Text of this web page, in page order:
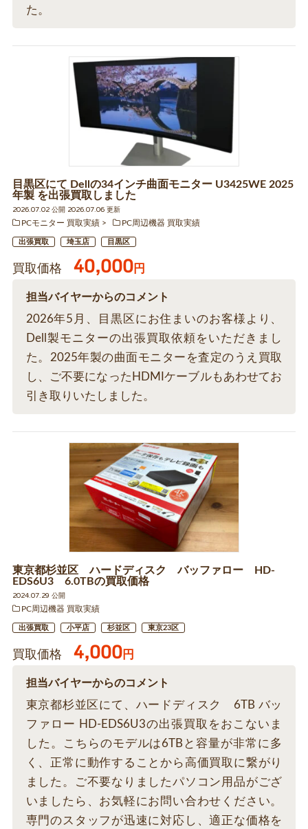
た。
目黒区にて Dellの34インチ曲面モニター U3425WE 2025
年製 を出張買取しました
2026.07.02 公開 2026.07.06 更新
PCモニター 買取実績
PC周辺機器 買取実績
出張買取 埼玉店 目黒区
買取価格 40,000円
担当バイヤーからのコメント
2026年5月、目黒区にお住まいのお客様より、
Dell製モニターの出張買取依頼をいただきまし
た。2025年製の曲面モニターを査定のうえ買取
し、ご不要になったHDMIケーブルもあわせてお
引き取りいたしました。
東京都杉並区 ハードディスク バッファロー HD-
EDS6U3 6.0TBの買取価格
2024.07.29 公開
PC周辺機器 買取実績
出張買取 小平店 杉並区 東京23区
買取価格 4,000円
担当バイヤーからのコメント
東京都杉並区にて、ハードディスク 6TB バッ
ファロー HD-EDS6U3の出張買取をおこないま
した。こちらのモデルは6TBと容量が非常に多
く、正常に動作することから高価買取に繋がり
ました。ご不要なりましたパソコン用品がござ
いましたら、お気軽にお問い合わせください。
専門のスタッフが迅速に対応し、適正な価格を